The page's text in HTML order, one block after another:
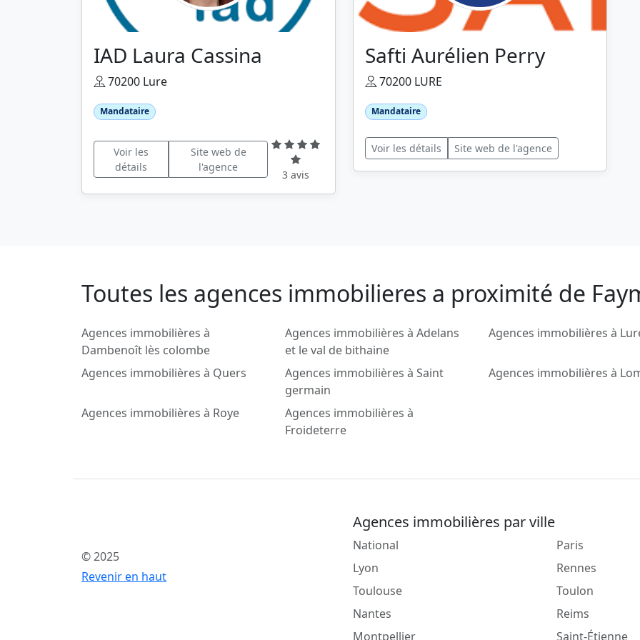
IAD Laura Cassina
70200 Lure
Mandataire
Voir les
détails
Site web de
l'agence
3 avis
Safti Aurélien Perry
70200 LURE
Mandataire
Voir les détails Site web de l'agence
Toutes les agences immobilieres a proximité de
Agences immobilières à
Dambenoît lès colombe
Agences immobilières à Adelans
et le val de bithaine
Agences immobilières à
Agences immobilières à Quers
Agences immobilières à Saint
germain
Agences immobilières à
Agences immobilières à Roye
Agences immobilières à
Froideterre
© 2025
Revenir en haut
Agences immobilières par ville
National
Lyon
Toulouse
Nantes
Montpellier
Paris
Rennes
Toulon
Reims
Saint-Étienne